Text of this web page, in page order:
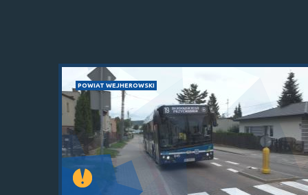
POWIAT WEJHEROWSKI